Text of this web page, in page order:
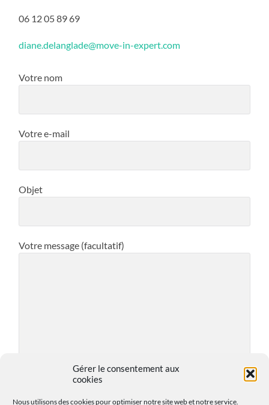
Gérer le consentement aux
cookies
Nous utilisons des cookies pour optimiser notre site web et notre service.
06 12 05 89 69
diane.delanglade@move-in-expert.com
Votre nom
Votre e-mail
Objet
Votre message (facultatif)